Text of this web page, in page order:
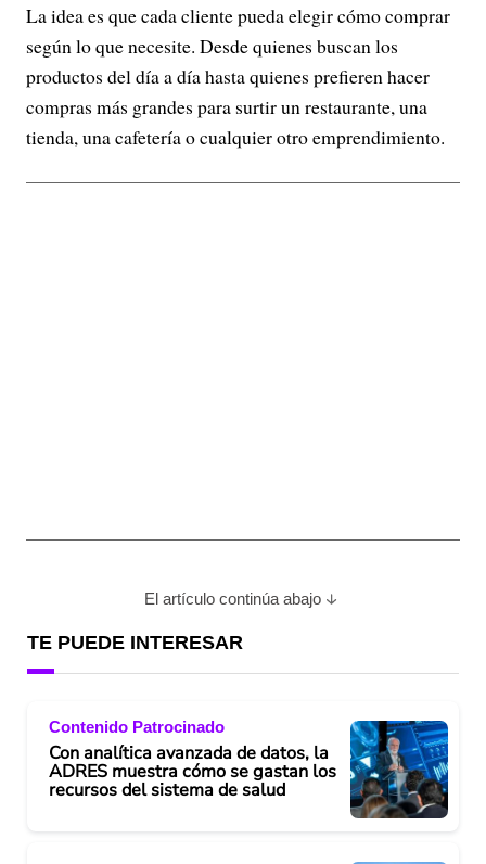
La idea es que cada cliente pueda elegir cómo comprar
según lo que necesite. Desde quienes buscan los
productos del día a día hasta quienes prefieren hacer
compras más grandes para surtir un restaurante, una
tienda, una cafetería o cualquier otro emprendimiento.
El artículo continúa abajo
TE PUEDE INTERESAR
Contenido Patrocinado
Con analítica avanzada de datos, la
ADRES muestra cómo se gastan los
recursos del sistema de salud